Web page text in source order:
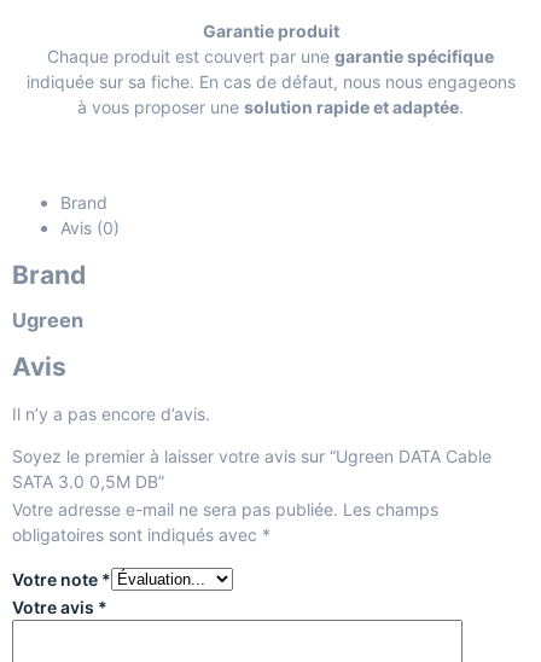
Garantie produit
Chaque produit est couvert par une garantie spécifique
indiquée sur sa fiche. En cas de défaut, nous nous engageons
à vous proposer une solution rapide et adaptée.
Brand
Avis (0)
Brand
Ugreen
Avis
Il n’y a pas encore d’avis.
Soyez le premier à laisser votre avis sur “Ugreen DATA Cable
SATA 3.0 0,5M DB”
Votre adresse e-mail ne sera pas publiée. Les champs
obligatoires sont indiqués avec *
Votre note *
Votre avis *